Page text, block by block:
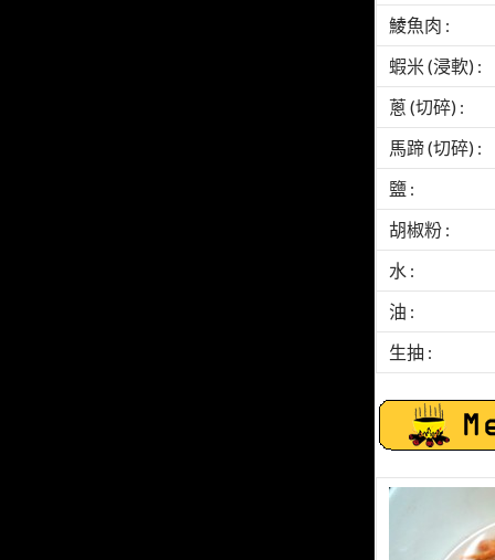
鯪魚肉 :
蝦米 (浸軟) :
蔥 (切碎) :
馬蹄 (切碎) :
鹽 :
胡椒粉 :
水 :
油 :
生抽 :